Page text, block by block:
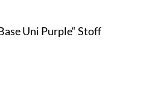
Uni Purple“ Stoff